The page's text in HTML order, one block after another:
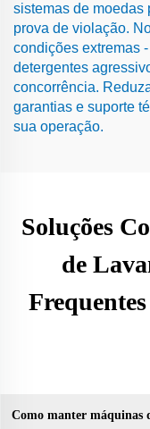
sistemas de moedas
prova de violação.
condições extremas
detergentes
concorrência.
garantias e suporte
sua operação.
Soluções
de
Como manter máquinas